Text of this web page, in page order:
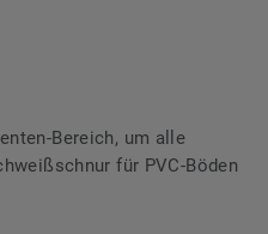
Bereich, um alle
für PVC-Böden